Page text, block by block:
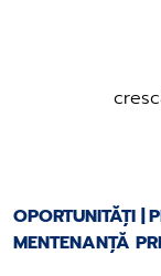
OPORTUNITĂȚI |
MENTENANȚĂ